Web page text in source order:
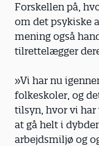
Forskellen på,
om det psykiske
mening også
tilrettelægger
»Vi har nu
folkeskoler, og
tilsyn, hvor vi
at gå helt i
arbejdsmiljø og